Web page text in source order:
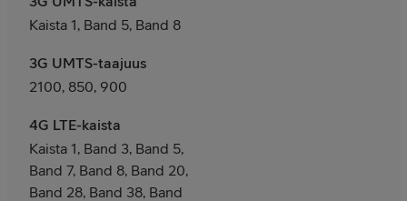
Kaista 1, Band 5, Band 8
3G UMTS-taajuus
2100, 850, 900
4G LTE-kaista
Kaista 1, Band 3, Band 5,
Band 7, Band 8, Band 20,
Band 28, Band 38, Band